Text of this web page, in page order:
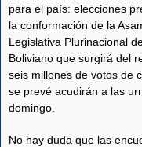
para el país: elecciones
la conformación de la
Legislativa Plurinacional
Boliviano que surgirá del
seis millones de votos de
se prevé acudirán a las
domingo.
No hay duda que las